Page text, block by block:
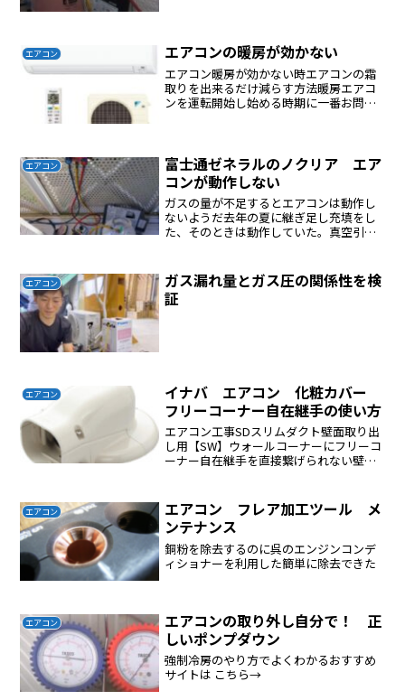
エアコン エアコンの暖房が効かない
エアコン暖房が効かない時エアコンの霜
取りを出来るだけ減らす方法暖房エアコ
ンを運転開始し始める時期に一番お問い
など、エアコンの故障と思わ...
エアコン
富士通ゼネラルのノクリア エア
コンが動作しない
ガスの量が不足するとエアコンは動作し
ないようだ去年の夏に継ぎ足し充填をし
た、そのときは動作していた。真空引き
間後
エアコン
ガス漏れ量とガス圧の関係性を検
証
エアコン
イナバ エアコン 化粧カバー
フリーコーナー自在継手の使い方
エアコン工事SDスリムダクト壁面取り出
し用【SW】ウォールコーナーにフリーコ
ーナー自在継手を直接繋げられない壁面
フリーコーナー自在継手壁面取り出し用
【SW】ウォール...
エアコン
エアコン フレア加工ツール メ
ンテナンス
銅粉を除去するのに呉のエンジンコンデ
ィショナーを利用した簡単に除去できた
エアコン
エアコンの取り外し自分で！ 正
しいポンプダウン
強制冷房のやり方でよくわかるおすすめ
サイトは こちら→